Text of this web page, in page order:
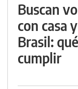
Buscan
con casa
Brasil:
cumplir